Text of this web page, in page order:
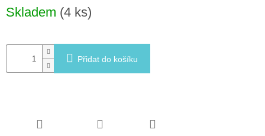
Prodejny
cena:
Skladem (4 ks)
Přidat do košíku